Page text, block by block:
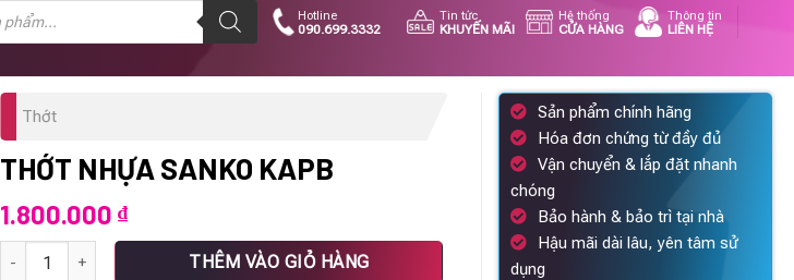
Hotline
090.699.3332
Tin tức
KHUYẾN MÃI
Hệ thống
CỬA HÀNG
Thông tin
LIÊN HỆ
Thớt
THỚT NHỰA SANKO KAPB
1.800.000₫
Thớt nhựa SANKO KAPB số lượngTHÊM VÀO GIỎ HÀNG
Sản phẩm chính hãng
Hóa đơn chứng từ đầy đủ
Vận chuyển & lắp đặt nhanh
chóng
Bảo hành & bảo trì tại nhà
Hậu mãi dài lâu, yên tâm sử
dụng